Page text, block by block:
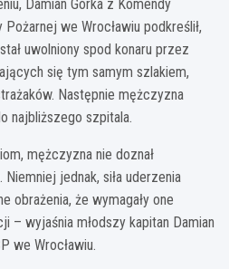
Damian Górka z Komendy
we Wrocławiu podkreślił,
uwolniony spod konaru przez
się tym samym szlakiem,
Następnie mężczyzna
najbliższego szpitala.
mężczyzna nie doznał
jednak, siła uderzenia
obrażenia, że wymagały one
– wyjaśnia młodszy kapitan Damian
we Wrocławiu.